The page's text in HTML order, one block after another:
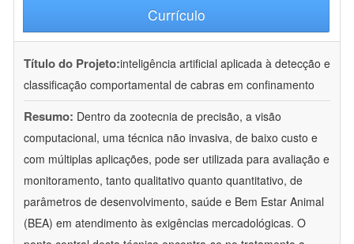
Currículo
Título do Projeto:inteligência artificial aplicada à detecção e
classificação comportamental de cabras em confinamento
Resumo: Dentro da zootecnia de precisão, a visão
computacional, uma técnica não invasiva, de baixo custo e
com múltiplas aplicações, pode ser utilizada para avaliação e
monitoramento, tanto qualitativo quanto quantitativo, de
parâmetros de desenvolvimento, saúde e Bem Estar Animal
(BEA) em atendimento às exigências mercadológicas. O